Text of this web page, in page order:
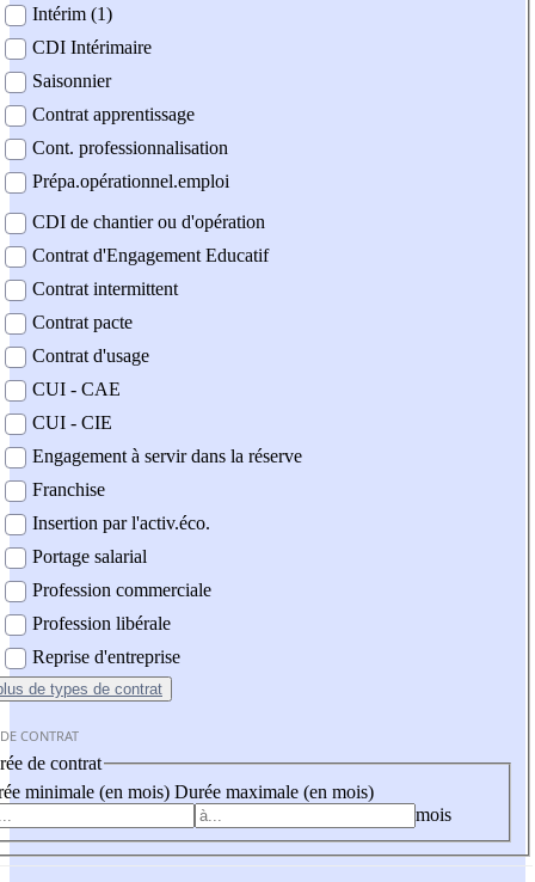
Intérim (1)
CDI Intérimaire
Saisonnier
Contrat apprentissage
Cont. professionnalisation
Prépa.opérationnel.emploi
CDI de chantier ou d'opération
Contrat d'Engagement Educatif
Contrat intermittent
Contrat pacte
Contrat d'usage
CUI - CAE
CUI - CIE
Engagement à servir dans la réserve
Franchise
Insertion par l'activ.éco.
Portage salarial
Profession commerciale
Profession libérale
Reprise d'entreprise
de types de contrat
CONTRAT
de contrat
minimale (en mois) Durée maximale (en mois)
mois